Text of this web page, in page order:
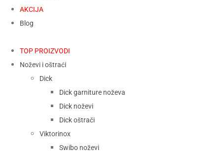
AKCIJA
Blog
TOP PROIZVODI
Noževi i oštraći
Dick
Dick garniture noževa
Dick noževi
Dick oštrači
Viktorinox
Swibo noževi